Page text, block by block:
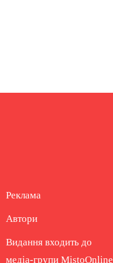
Реклама
Автори
Видання входить до
медіа-групи MistoOnline